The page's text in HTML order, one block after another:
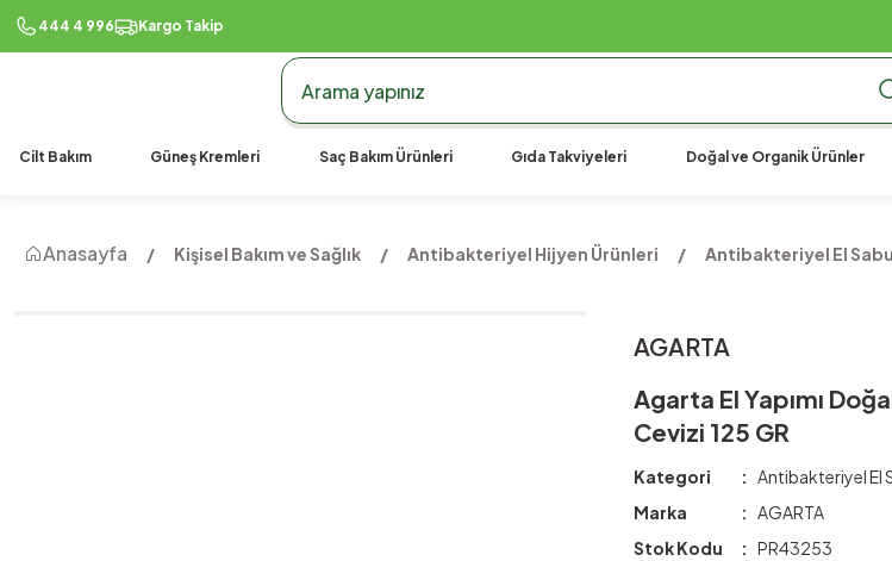
444 4 996 Kargo Takip
990 TL Üzeri Ücretsiz Kargo990 TL Üzeri
Cilt Bakım Güneş Kremleri Saç Bakım Ürünleri Gıda Takviyeleri Doğal ve Organik Ürünler
Anasayfa Kişisel Bakım ve Sağlık Antibakteriyel Hijyen Ürünleri Antibakteriyel El
AGARTA
Agarta El Yapımı
Cevizi 125 GR
Kategori
Antibakteriyel El
Marka
AGARTA
Stok Kodu
PR43253